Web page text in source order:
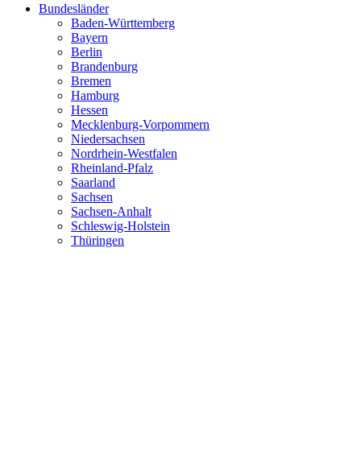
Bundesländer
Baden-Württemberg
Bayern
Berlin
Brandenburg
Bremen
Hamburg
Hessen
Mecklenburg-Vorpommern
Niedersachsen
Nordrhein-Westfalen
Rheinland-Pfalz
Saarland
Sachsen
Sachsen-Anhalt
Schleswig-Holstein
Thüringen